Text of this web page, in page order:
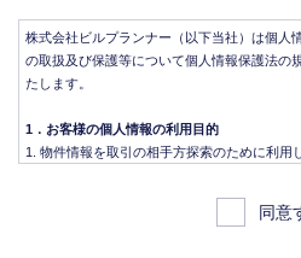
株式会社ビルプランナー（以下当社）は個人
の取扱及び保護等について個人情報保護法の
たします。
1．お客様の個人情報の利用目的
物件情報を取引の相手方探索のために利用
物件情報を、取引の相手方探索のため指定
ンズ）に登録する場合があります。なお契
同意